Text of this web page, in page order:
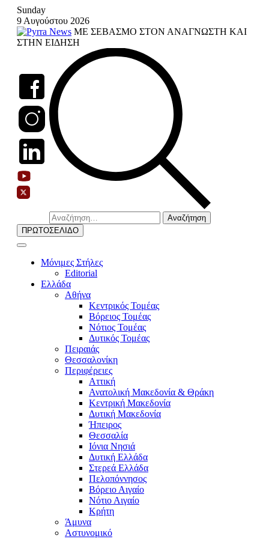
Skip
content
Sunday
9 Αυγούστου 2026
ΜΕ ΣΕΒΑΣΜΟ ΣΤΟΝ ΑΝΑΓΝΩΣΤΗ ΚΑΙ
ΣΤΗΝ ΕΙΔΗΣΗ
Αναζήτηση
για:
ΠΡΩΤΟΣΕΛΙΔΟ
Μόνιμες Στήλες
Editorial
Ελλάδα
Αθήνα
Κεντρικός Τομέας
Βόρειος Τομέας
Νότιος Τομέας
Δυτικός Τομέας
Πειραιάς
Θεσσαλονίκη
Περιφέρειες
Αττική
Ανατολική Μακεδονία & Θράκη
Κεντρική Μακεδονία
Δυτική Μακεδονία
Ήπειρος
Θεσσαλία
Ιόνια Νησιά
Δυτική Ελλάδα
Στερεά Ελλάδα
Πελοπόννησος
Βόρειο Αιγαίο
Νότιο Αιγαίο
Κρήτη
Άμυνα
Αστυνομικό